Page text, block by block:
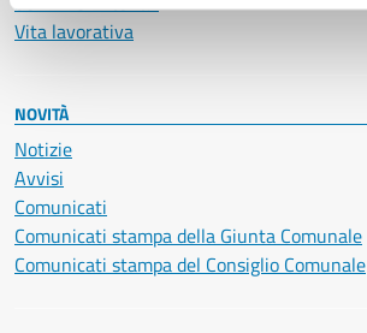
Vita lavorativa
NOVITÀ
Notizie
Avvisi
Comunicati
Comunicati stampa della Giunta Comunale
Comunicati stampa del Consiglio Comunale